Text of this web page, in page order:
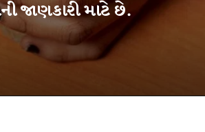
જાણકારી માટે છે.